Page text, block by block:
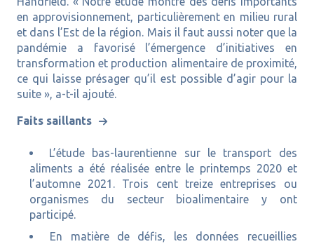
en approvisionnement, particulièrement en milieu rural
et dans l’Est de la région. Mais il faut aussi noter que la
pandémie a favorisé l’émergence d’initiatives en
transformation et production alimentaire de proximité,
ce qui laisse présager qu’il est possible d’agir pour la
suite », a-t-il ajouté.
Faits saillants
L’étude bas-laurentienne sur le transport des
aliments a été réalisée entre le printemps 2020 et
l’automne 2021. Trois cent treize entreprises ou
organismes du secteur bioalimentaire y ont
participé.
En matière de défis, les données recueillies